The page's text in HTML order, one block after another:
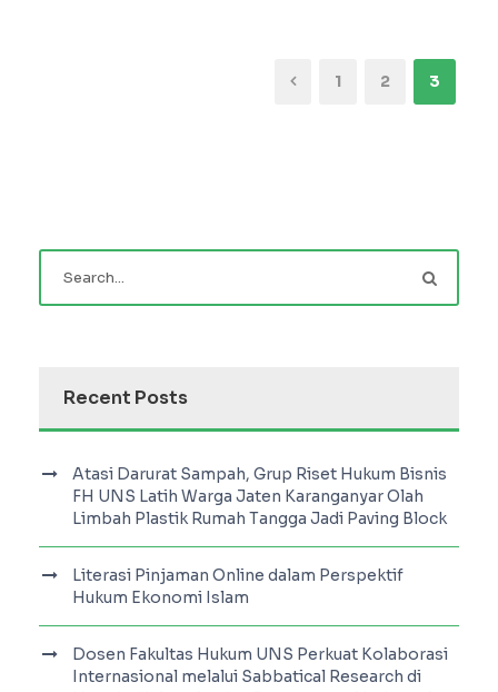
1 2 3
Recent Posts
Atasi Darurat Sampah, Grup Riset Hukum Bisnis
FH UNS Latih Warga Jaten Karanganyar Olah
Limbah Plastik Rumah Tangga Jadi Paving Block
Literasi Pinjaman Online dalam Perspektif
Hukum Ekonomi Islam
Dosen Fakultas Hukum UNS Perkuat Kolaborasi
Internasional melalui Sabbatical Research di